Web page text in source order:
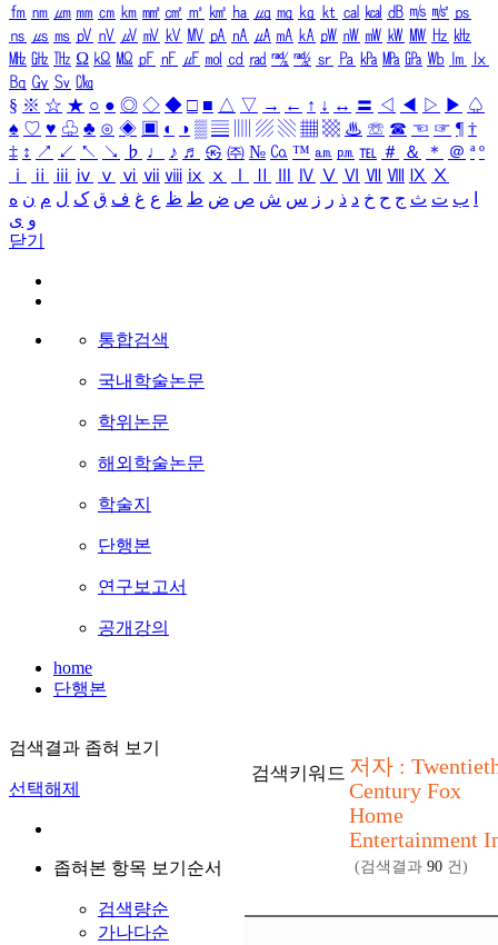
㎙ ㎚ ㎛ ㎜ ㎝ ㎞ ㎟ ㎠ ㎡ ㎢ ㏊ ㎍ ㎎ ㎏ ㏏ ㎈ ㎉ ㏈ ㎧ ㎨ ㎰
㎱ ㎲ ㎳ ㎴ ㎵ ㎶ ㎷ ㎸ ㎹ ㎀ ㎁ ㎂ ㎃ ㎄ ㎺ ㎻ ㎽ ㎾ ㎿ ㎐ ㎑
㎒ ㎓ ㎔ Ω ㏀ ㏁ ㎊ ㎋ ㎌ ㏖ ㏅ ㎭ ㎮ ㎯ ㏛ ㎩ ㎪ ㎫ ㎬ ㏝ ㏐
㏓
㏃ ㏉ ㏜ ㏆
§ ※ ☆ ★ ○ ● ◎ ◇ ◆ □ ■ △ ▽ → ← ↑ ↓ ↔ 〓 ◁ ◀ ▷ ▶ ♤
♠ ♡ ♥ ♧ ♣ ⊙ ◈ ▣ ◐ ◑ ▒ ▤ ▨ ▧ ▦ ▩ ♨ ☏ ☎ ☜ ☞ ¶ †
‡ ↕ ↗ ↙ ↖ ↘ ♭ ♩ ♪ ♬ ㉿ ㈜ № ㏇ ™ ㏂ ㏘ ℡ ＃ ＆ ＊ ＠ ª º
ⅰ
ⅱ ⅲ ⅳ ⅴ ⅵ ⅶ ⅷ ⅸ ⅹ Ⅳ Ⅴ Ⅵ Ⅶ Ⅷ Ⅸ Ⅹ
ب ت ث ج ح خ د ذ ر ز س ش ص ض ط ظ ع غ ف ق ک ل م ن ه
و ی
닫기
통합검색
국내학술논문
학위논문
해외학술논문
학술지
단행본
연구보고서
공개강의
home
단행본
검색결과 좁혀 보기
선택해제
좁혀본 항목 보기순서
검색량순
가나다순
검색키워드 저자 :
Century Fox
Home
Entertainment
(검색결과 90 건)